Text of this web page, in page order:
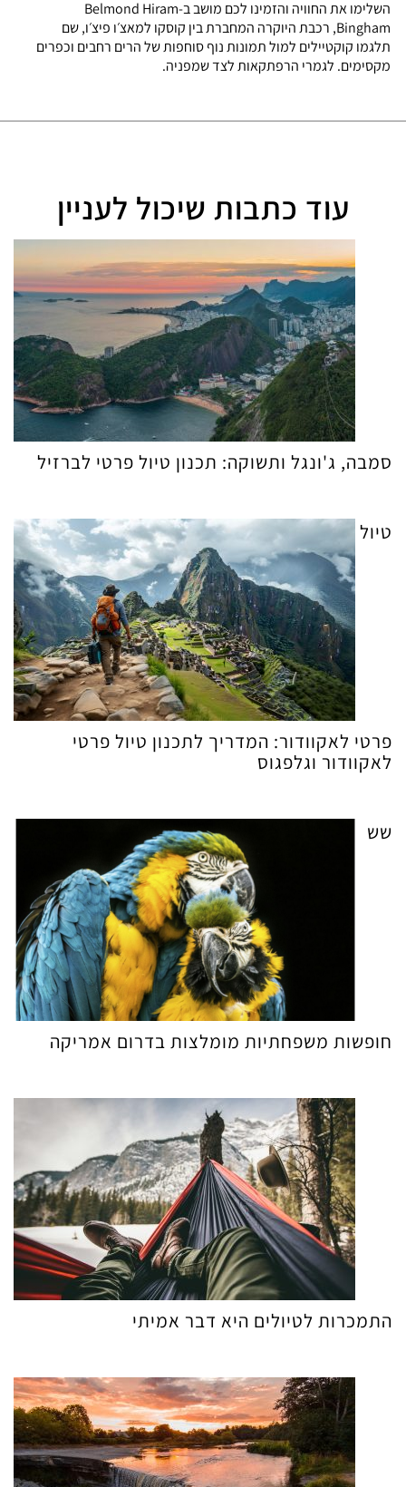
השלימו את החוויה והזמינו לכם מושב ב-Belmond Hiram
Bingham, רכבת היוקרה המחברת בין קוסקו למאצ׳ו פיצ׳ו, שם
תלגמו קוקטיילים למול תמונות נוף סוחפות של הרים רחבים וכפרים
מקסימים. לגמרי הרפתקאות לצד שמפניה.
עוד כתבות שיכול לעניין
סמבה, ג'ונגל ותשוקה: תכנון טיול פרטי לברזיל
טיול
פרטי לאקוודור: המדריך לתכנון טיול פרטי
לאקוודור וגלפגוס
שש
חופשות משפחתיות מומלצות בדרום אמריקה
התמכרות לטיולים היא דבר אמיתי